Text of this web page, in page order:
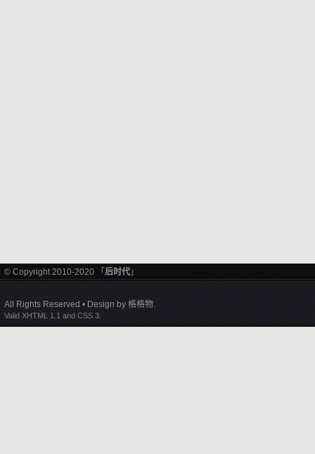
© Copyright 2010-2020 「 后时代 」
All Rights Reserved • Design by 格格物.
Valid XHTML 1.1 and CSS 3.